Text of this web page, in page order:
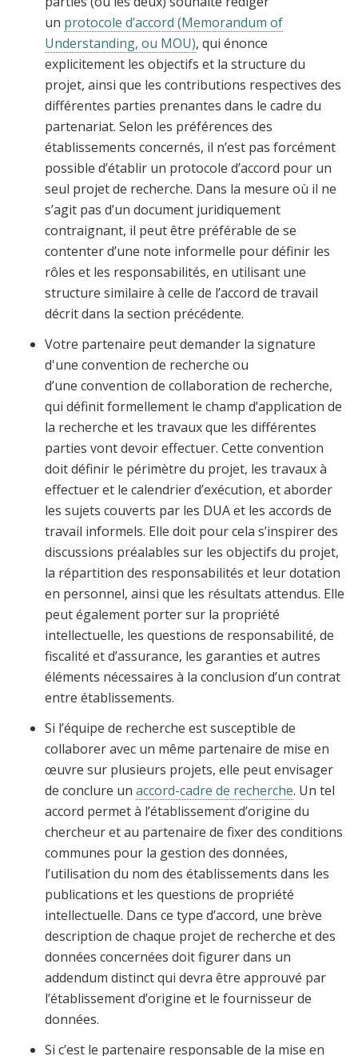
un protocole d’accord (Memorandum of
Understanding, ou MOU), qui énonce
explicitement les objectifs et la structure du
projet, ainsi que les contributions respectives des
différentes parties prenantes dans le cadre du
partenariat. Selon les préférences des
établissements concernés, il n’est pas forcément
possible d’établir un protocole d’accord pour un
seul projet de recherche. Dans la mesure où il ne
s’agit pas d’un document juridiquement
contraignant, il peut être préférable de se
contenter d’une note informelle pour définir les
rôles et les responsabilités, en utilisant une
structure similaire à celle de l’accord de travail
décrit dans la section précédente.
Votre partenaire peut demander la signature
d'une convention de recherche ou
d’une convention de collaboration de recherche,
qui définit formellement le champ d’application de
la recherche et les travaux que les différentes
parties vont devoir effectuer. Cette convention
doit définir le périmètre du projet, les travaux à
effectuer et le calendrier d’exécution, et aborder
les sujets couverts par les DUA et les accords de
travail informels. Elle doit pour cela s’inspirer des
discussions préalables sur les objectifs du projet,
la répartition des responsabilités et leur dotation
en personnel, ainsi que les résultats attendus. Elle
peut également porter sur la propriété
intellectuelle, les questions de responsabilité, de
fiscalité et d’assurance, les garanties et autres
éléments nécessaires à la conclusion d’un contrat
entre établissements.
Si l’équipe de recherche est susceptible de
collaborer avec un même partenaire de mise en
œuvre sur plusieurs projets, elle peut envisager
de conclure un accord-cadre de recherche. Un tel
accord permet à l’établissement d’origine du
chercheur et au partenaire de fixer des conditions
communes pour la gestion des données,
l’utilisation du nom des établissements dans les
publications et les questions de propriété
intellectuelle. Dans ce type d’accord, une brève
description de chaque projet de recherche et des
données concernées doit figurer dans un
addendum distinct qui devra être approuvé par
l’établissement d’origine et le fournisseur de
données.
Si c’est le partenaire responsable de la mise en